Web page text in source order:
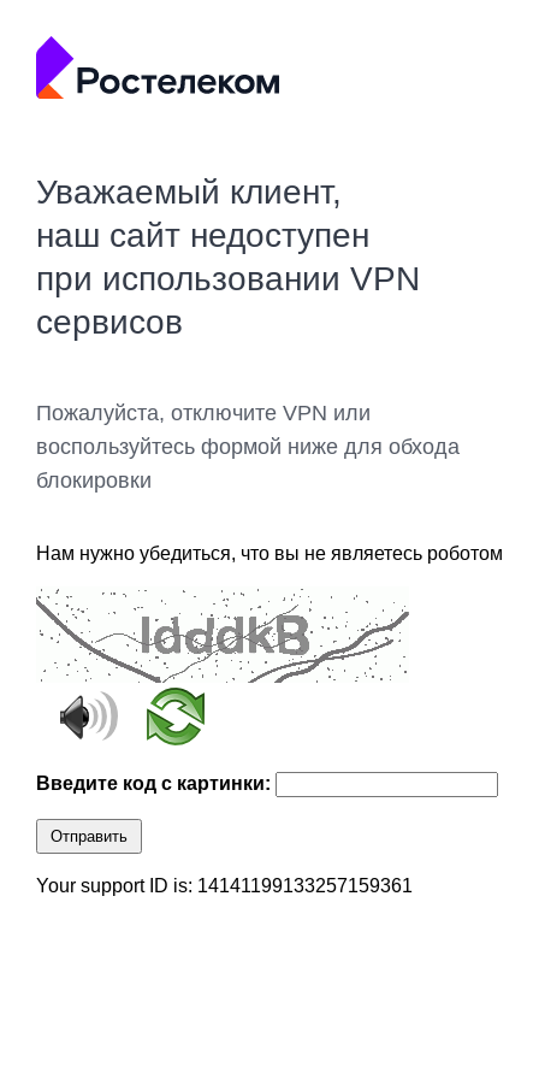
Уважаемый клиент,
наш сайт недоступен
при использовании VPN
сервисов
Пожалуйста, отключите VPN или
воспользуйтесь формой ниже для обхода
блокировки
Нам нужно убедиться, что вы не являетесь роботом
Введите код с картинки:
Отправить
Your support ID is: 14141199133257159361